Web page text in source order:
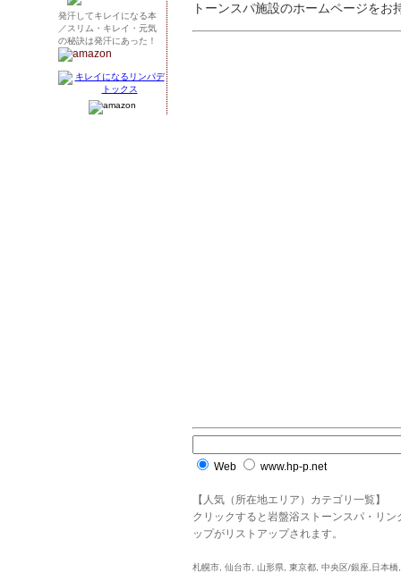
トーンスパ施設のホームページを
Web www.hp-p.net
【人気（所在地エリア）カテゴリ一覧】
クリックすると岩盤浴ストーンスパ・リ
ップがリストアップされます。
札幌市 仙台市 山形県 東京都 中央区/銀座,日本橋
発汗してキレイになる本
／スリム・キレイ・元気
の秘訣は発汗にあった！